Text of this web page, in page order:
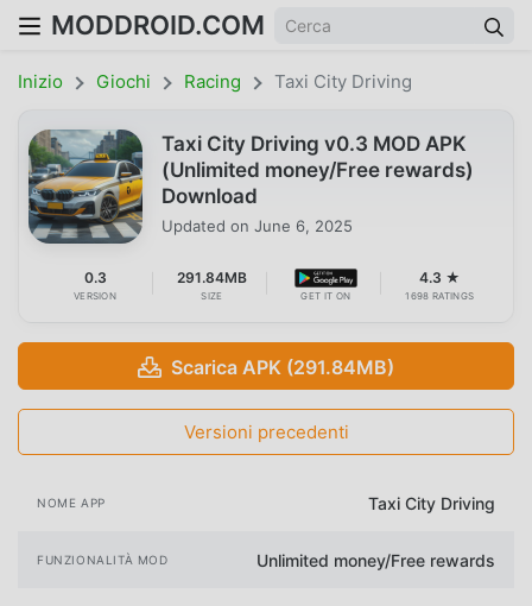
MODDROID.COM
Inizio Giochi Racing Taxi City Driving
Taxi City Driving v0.3 MOD APK
(Unlimited money/Free rewards)
Download
Updated on June 6, 2025
0.3
VERSION
291.84MB
SIZE GET IT ON
4.3 ★
1698 RATINGS
Scarica APK (291.84MB)
Versioni precedenti
NOME APP Taxi City Driving
FUNZIONALITÀ MOD Unlimited money/Free rewards